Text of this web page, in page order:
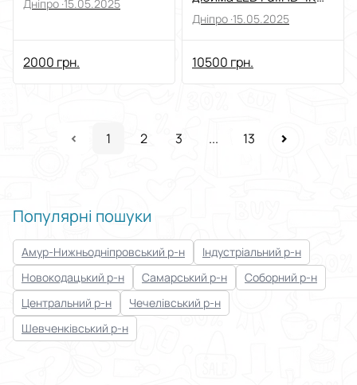
Дніпро ·15.05.2025
2000 грн.
Smart TV Wi-Fi 3D
Дніпро ·15.05.2025
10500 грн.
1 2 3 ... 13
Популярні пошуки
Амур-Нижньодніпровський р-н
Індустріальний р-н
Новокодацький р-н
Самарський р-н
Соборний р-н
Центральний р-н
Чечелівський р-н
Шевченківський р-н